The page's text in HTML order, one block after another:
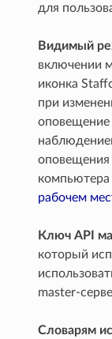
для
Видимый
включении
иконка
при
оповещение
компьютера
рабочем
Ключ API
который
master-
Словарям